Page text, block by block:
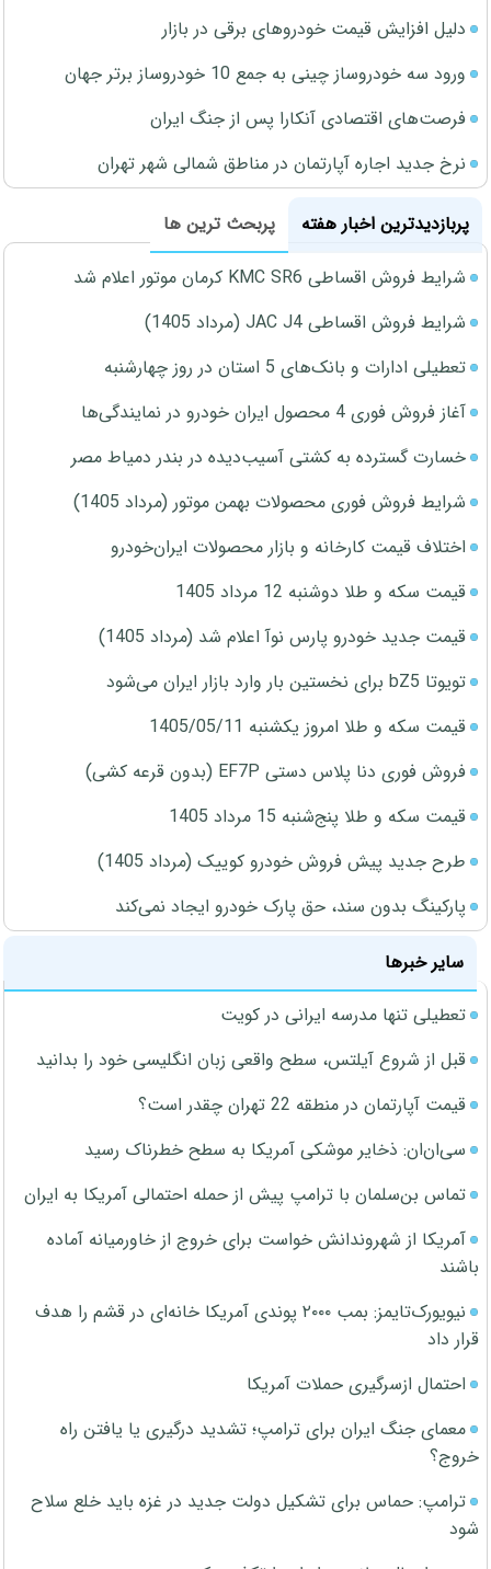
دلیل افزایش قیمت خودروهای برقی در بازار
ورود سه خودروساز چینی به جمع 10 خودروساز برتر جهان
فرصت‌های اقتصادی آنکارا پس از جنگ ایران
نرخ جدید اجاره آپارتمان در مناطق شمالی شهر تهران
پربازدیدترین اخبار هفته
پربحث ترین ها
شرایط فروش اقساطی KMC SR6 کرمان موتور اعلام شد
شرایط فروش اقساطی JAC J4 (مرداد 1405)
تعطیلی ادارات و بانک‌های 5 استان در روز چهارشنبه
آغاز فروش فوری 4 محصول ایران خودرو در نمایندگی‌ها
خسارت گسترده به کشتی آسیب‌دیده در بندر دمیاط مصر
شرایط فروش فوری محصولات بهمن موتور (مرداد 1405)
اختلاف قیمت کارخانه و بازار محصولات ایران‌خودرو
قیمت سکه و طلا دوشنبه 12 مرداد 1405
قیمت جدید خودرو پارس نوآ اعلام شد (مرداد 1405)
تویوتا bZ5 برای نخستین بار وارد بازار ایران می‌شود
قیمت سکه و طلا امروز یکشنبه 1405/05/11
فروش فوری دنا پلاس دستی EF7P (بدون قرعه کشی)
قیمت سکه و طلا پنج‌شنبه 15 مرداد 1405
طرح جدید پیش فروش خودرو کوییک (مرداد 1405)
پارکینگ بدون سند، حق پارک خودرو ایجاد نمی‌کند
سایر خبرها
تعطیلی تنها مدرسه ایرانی در کویت
قبل از شروع آیلتس، سطح واقعی زبان انگلیسی خود را بدانید
قیمت آپارتمان در منطقه 22 تهران چقدر است؟
سی‌ان‌ان: ذخایر موشکی آمریکا به سطح خطرناک رسید
تماس بن‌سلمان با ترامپ پیش از حمله احتمالی آمریکا به ایران
آمریکا از شهروندانش خواست برای خروج از خاورمیانه آماده
باشند
نیویورک‌تایمز: بمب ۲۰۰۰ پوندی آمریکا خانه‌ای در قشم را هدف
قرار داد
احتمال ازسرگیری حملات آمریکا
معمای جنگ ایران برای ترامپ؛ تشدید درگیری یا یافتن راه
خروج؟
ترامپ: حماس برای تشکیل دولت جدید در غزه باید خلع سلاح
شود